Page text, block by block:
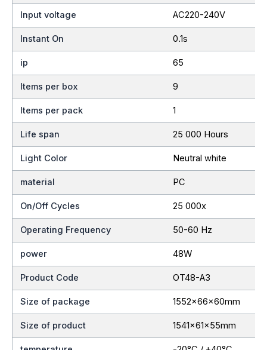
Input voltage AC220-240V
Instant On 0.1s
ip 65
Items per box 9
Items per pack 1
Life span 25 000 Hours
Light Color Neutral white
material PC
On/Off Cycles 25 000x
Operating Frequency 50-60 Hz
power 48W
Product Code OT48-A3
Size of package 1552x66x60mm
Size of product 1541x61x55mm